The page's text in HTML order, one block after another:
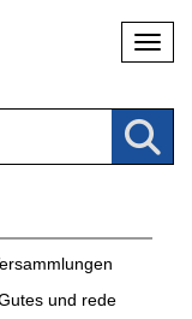
und rede